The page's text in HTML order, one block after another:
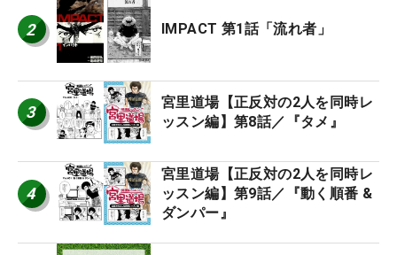
2 IMPACT 第1話「流れ者」
3
宮里道場【正反対の2人を同時レ
ッスン編】第8話／『タメ』
4
宮里道場【正反対の2人を同時レ
ッスン編】第9話／『動く順番 &
ダンパー』